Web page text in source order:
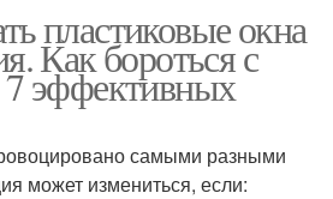
пластиковые окна
Как бороться с
7 эффективных
самыми разными
может измениться, если: